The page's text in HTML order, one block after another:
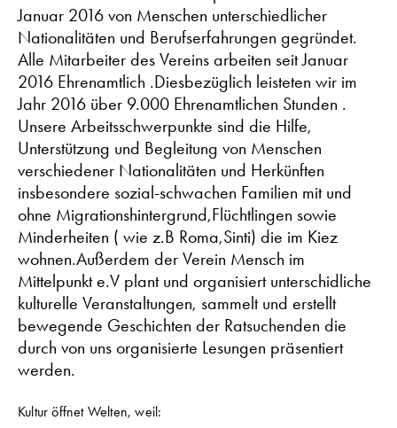
Januar 2016 von Menschen unterschiedlicher
Nationalitäten und Berufserfahrungen gegründet.
Alle Mitarbeiter des Vereins arbeiten seit Januar
2016 Ehrenamtlich .Diesbezüglich leisteten wir im
Jahr 2016 über 9.000 Ehrenamtlichen Stunden .
Unsere Arbeitsschwerpunkte sind die Hilfe,
Unterstützung und Begleitung von Menschen
verschiedener Nationalitäten und Herkünften
insbesondere sozial-schwachen Familien mit und
ohne Migrationshintergrund,Flüchtlingen sowie
Minderheiten ( wie z.B Roma,Sinti) die im Kiez
wohnen.Außerdem der Verein Mensch im
Mittelpunkt e.V plant und organisiert unterschidliche
kulturelle Veranstaltungen, sammelt und erstellt
bewegende Geschichten der Ratsuchenden die
durch von uns organisierte Lesungen präsentiert
werden.
Kultur öffnet Welten, weil: